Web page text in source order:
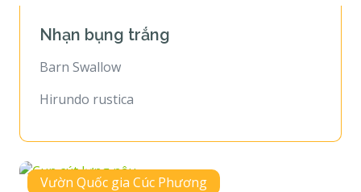
Nhạn bụng trắng
Barn Swallow
Hirundo rustica
Vườn Quốc gia Cúc Phương